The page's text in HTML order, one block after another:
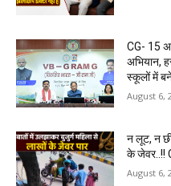
CG- 15
अभियान,
स्कूलों में
August 6,
न लूट, न
के जेवर..!!
August 6,